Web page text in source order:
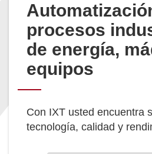
procesos
de energía,
equipos
Con IXT usted encuentra
tecnología, calidad y